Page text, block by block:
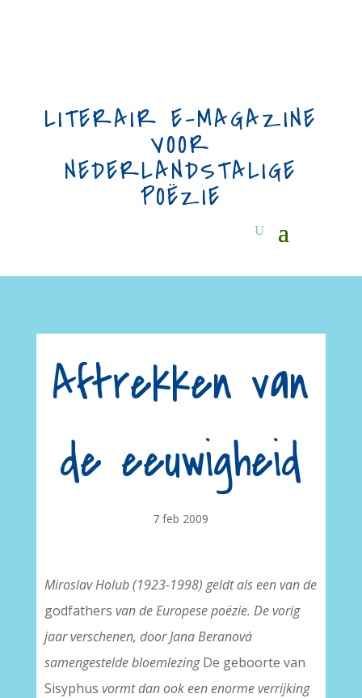
LITERAIR E-MAGAZINE
VOOR
NEDERLANDSTALIGE
POËZIE
Aftrekken van
de eeuwigheid
7 feb 2009
Miroslav Holub (1923-1998) geldt als een van de
godfathers van de Europese poëzie. De vorig
jaar verschenen, door Jana Beranová
samengestelde bloemlezingDe geboorte van
Sisyphus vormt dan ook een enorme verrijking